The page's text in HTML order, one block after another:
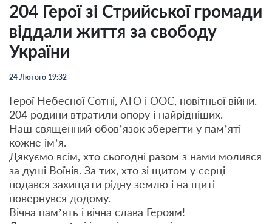
204 Герої зі Стрийської громади
віддали життя за свободу
України
24 Лютого 19:32
Герої Небесної Сотні, АТО і ООС, новітньої війни.
204 родини втратили опору і найрідніших.
Наш священний обов’язок зберегти у пам’яті
кожне ім’я.
Дякуємо всім, хто сьогодні разом з нами молився
за душі Воїнів. За тих, хто зі щитом у серці
подався захищати рідну землю і на щиті
повернувся додому.
Вічна пам’ять і вічна слава Героям!